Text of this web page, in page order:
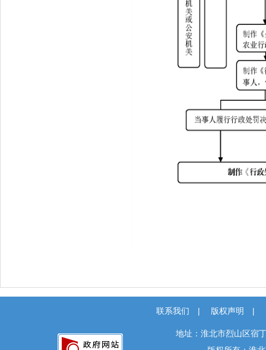
联系我们 | 版权声明 |
地址：淮北市烈山区宿